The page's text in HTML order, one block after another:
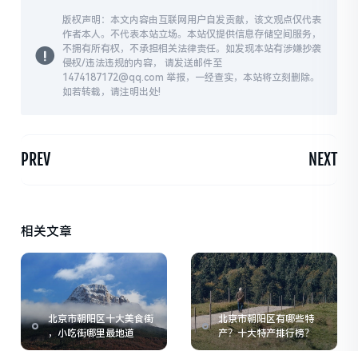
版权声明：本文内容由互联网用户自发贡献，该文观点仅代表
作者本人。不代表本站立场。本站仅提供信息存储空间服务，
不拥有所有权，不承担相关法律责任。如发现本站有涉嫌抄袭
侵权/违法违规的内容， 请发送邮件至
1474187172@qq.com 举报，一经查实，本站将立刻删除。
如若转载，请注明出处!
PREV NEXT
相关文章
北京市朝阳区十大美食街
，小吃街哪里最地道
北京市朝阳区有哪些特
产？十大特产排行榜？